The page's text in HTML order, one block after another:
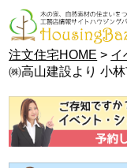
注文住宅HOME > イ
㈱高山建設より 小